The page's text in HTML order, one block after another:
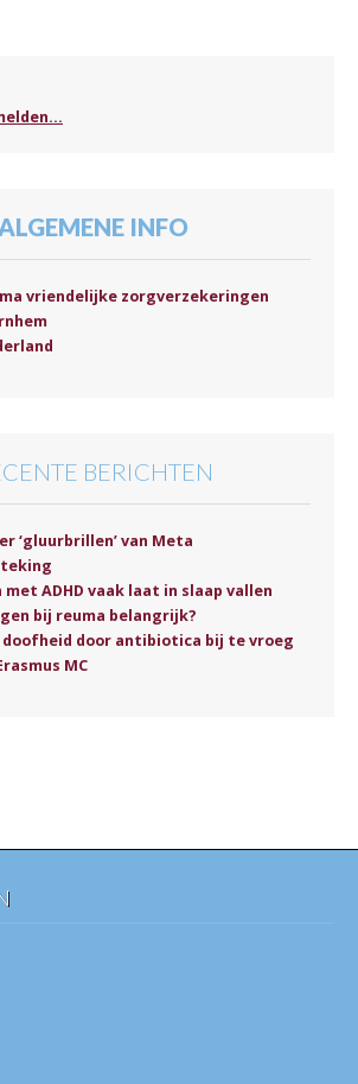
INFO
vriendelijke zorgverzekeringen
BERICHTEN
‘gluurbrillen’ van Meta
met ADHD vaak laat in slaap vallen
bij reuma belangrijk?
door antibiotica bij te vroeg
MC